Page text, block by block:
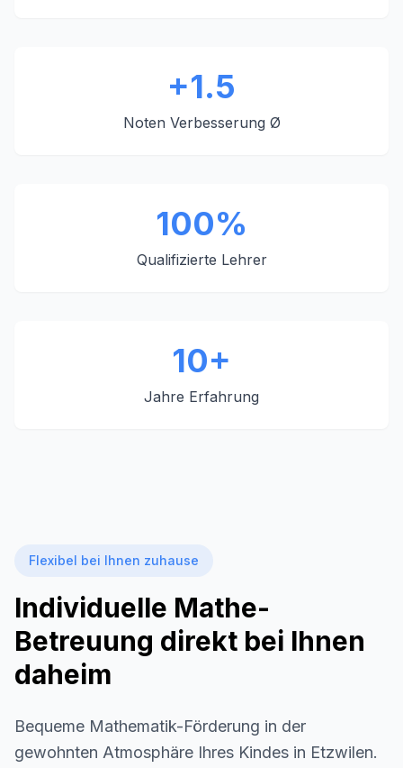
+1.5
Noten Verbesserung Ø
100%
Qualifizierte Lehrer
10+
Jahre Erfahrung
Flexibel bei Ihnen zuhause
Individuelle Mathe-
Betreuung direkt bei Ihnen
daheim
Bequeme Mathematik-Förderung in der
gewohnten Atmosphäre Ihres Kindes in Etzwilen.